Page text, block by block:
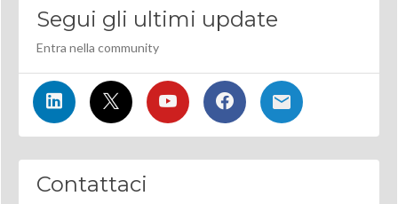
Segui gli ultimi update
Entra nella community
Contattaci